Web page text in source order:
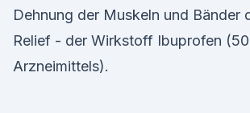
Dehnung der Muskeln und Bänder
Relief - der Wirkstoff Ibuprofen
Arzneimittels).